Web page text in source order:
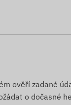
nebudete
ověří zadané
o dočasné